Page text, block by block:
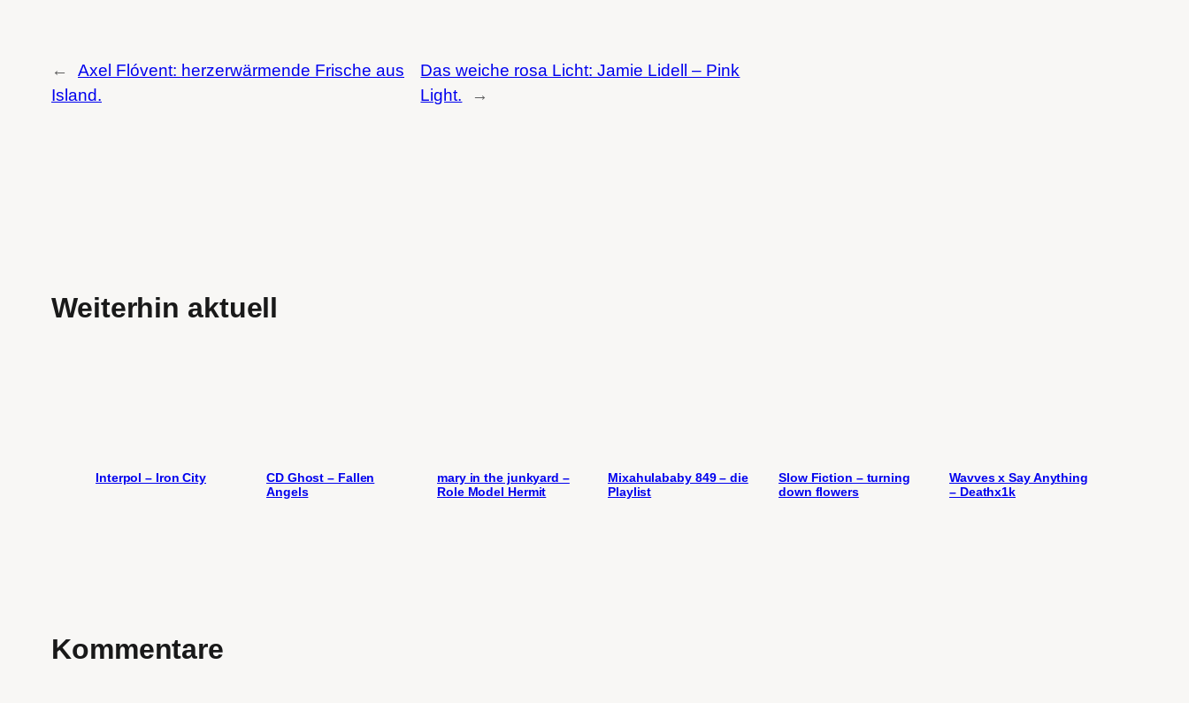
←
Axel Flóvent: herzerwärmende Frische aus
Island.
Das weiche rosa Licht: Jamie Lidell – Pink
Light.
→
Weiterhin aktuell
Interpol – Iron City
CD Ghost – Fallen
Angels
mary in the junkyard –
Role Model Hermit
Mixahulababy 849 – die
Playlist
Slow Fiction – turning
down flowers
Wavves x Say Anything
– Deathx1k
Kommentare